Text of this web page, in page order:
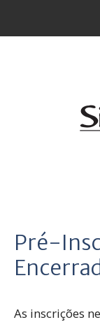
Pré-
As inscrições